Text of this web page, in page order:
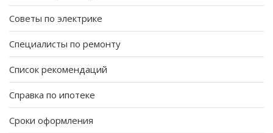
Советы по электрике
Специалисты по ремонту
Список рекомендаций
Справка по ипотеке
Сроки оформления